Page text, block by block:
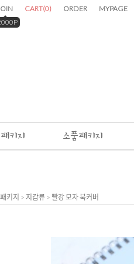
CART(0) ORDER MYPAGE
키지 소품패키지
키지 > 지갑류 > 빨강 모자 북커버